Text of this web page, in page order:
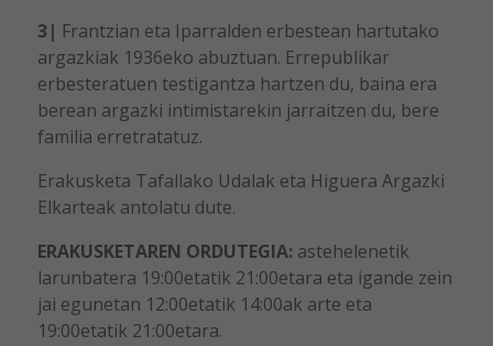
3| Frantzian eta Iparralden erbestean hartutako
argazkiak 1936eko abuztuan. Errepublikar
erbesteratuen testigantza hartzen du, baina era
berean argazki intimistarekin jarraitzen du, bere
familia erretratatuz.
Erakusketa Tafallako Udalak eta Higuera Argazki
Elkarteak antolatu dute.
ERAKUSKETAREN ORDUTEGIA: astehelenetik
larunbatera 19:00etatik 21:00etara eta igande zein
jai egunetan 12:00etatik 14:00ak arte eta
19:00etatik 21:00etara.